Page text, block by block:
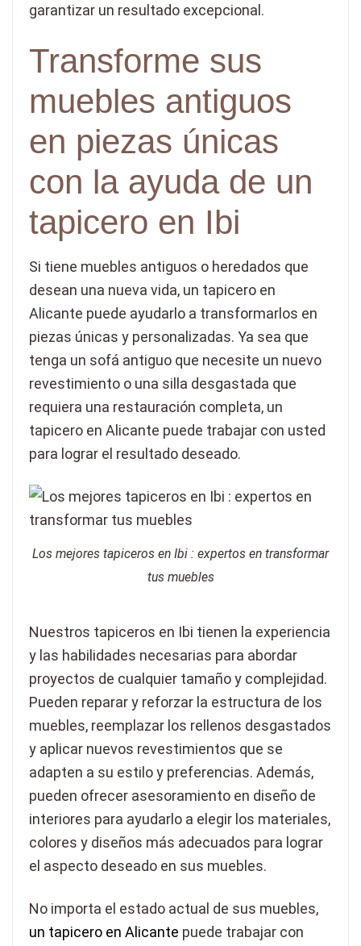
garantizar un resultado excepcional.
Transforme sus
muebles antiguos
en piezas únicas
con la ayuda de un
tapicero en Ibi
Si tiene muebles antiguos o heredados que
desean una nueva vida, un tapicero en
Alicante puede ayudarlo a transformarlos en
piezas únicas y personalizadas. Ya sea que
tenga un sofá antiguo que necesite un nuevo
revestimiento o una silla desgastada que
requiera una restauración completa, un
tapicero en Alicante puede trabajar con usted
para lograr el resultado deseado.
Los mejores tapiceros en Ibi : expertos en transformar
tus muebles
Nuestros tapiceros en Ibi tienen la experiencia
y las habilidades necesarias para abordar
proyectos de cualquier tamaño y complejidad.
Pueden reparar y reforzar la estructura de los
muebles, reemplazar los rellenos desgastados
y aplicar nuevos revestimientos que se
adapten a su estilo y preferencias. Además,
pueden ofrecer asesoramiento en diseño de
interiores para ayudarlo a elegir los materiales,
colores y diseños más adecuados para lograr
el aspecto deseado en sus muebles.
No importa el estado actual de sus muebles,
un tapicero en Alicante puede trabajar con